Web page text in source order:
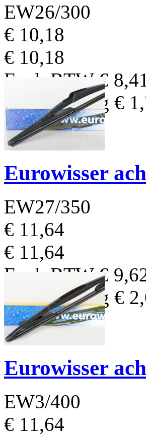
EW26/300
€ 10,18
€ 10,18
Excl. BTW€
BTW Bedrag €
Eurowisser
EW27/350
€ 11,64
€ 11,64
Excl. BTW€
BTW Bedrag €
Eurowisser
EW3/400
€ 11,64